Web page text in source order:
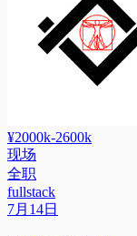
¥2000k-2600k
现场
全职
fullstack
7月14日